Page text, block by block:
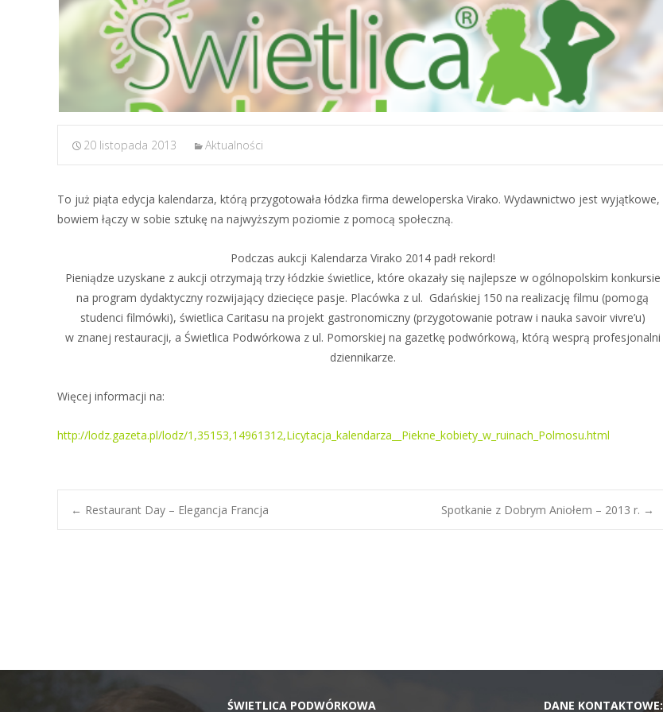
20 listopada 2013 Aktualności
To już piąta edycja kalendarza, którą przygotowała łódzka firma deweloperska Virako. Wydawnictwo jest wyjątkowe,
bowiem łączy w sobie sztukę na najwyższym poziomie z pomocą społeczną.
Podczas aukcji Kalendarza Virako 2014 padł rekord!
Pieniądze uzyskane z aukcji otrzymają trzy łódzkie świetlice, które okazały się najlepsze w ogólnopolskim konkursie
na program dydaktyczny rozwijający dziecięce pasje. Placówka z ul. Gdańskiej 150 na realizację filmu (pomogą
studenci filmówki), świetlica Caritasu na projekt gastronomiczny (przygotowanie potraw i nauka savoir vivre’u)
w znanej restauracji, a Świetlica Podwórkowa z ul. Pomorskiej na gazetkę podwórkową, którą wesprą profesjonalni
dziennikarze.
Więcej informacji na:
http://lodz.gazeta.pl/lodz/1,35153,14961312,Licytacja_kalendarza__Piekne_kobiety_w_ruinach_Polmosu.html
Post
← Restaurant Day – Elegancja Francja Spotkanie z Dobrym Aniołem – 2013 r. →
ŚWIETLICA PODWÓRKOWA DANE KONTAKTOWE: